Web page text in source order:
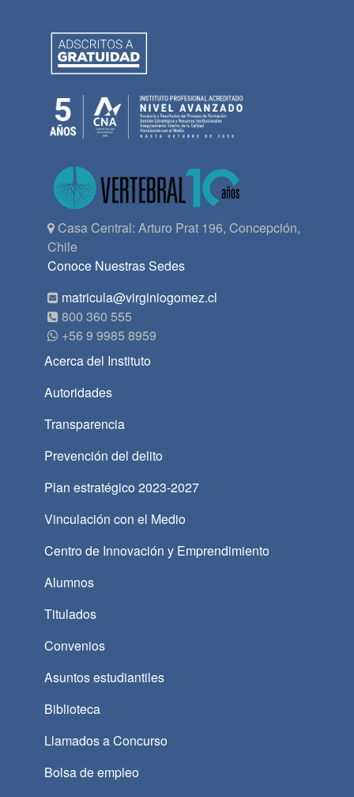
Casa Central: Arturo Prat 196, Concepción,
Chile
Conoce Nuestras Sedes
matricula@virginiogomez.cl
800 360 555
+56 9 9985 8959
Acerca del Instituto
Autoridades
Transparencia
Prevención del delito
Plan estratégico 2023-2027
Vinculación con el Medio
Centro de Innovación y Emprendimiento
Alumnos
Titulados
Convenios
Asuntos estudiantiles
Biblioteca
Llamados a Concurso
Bolsa de empleo